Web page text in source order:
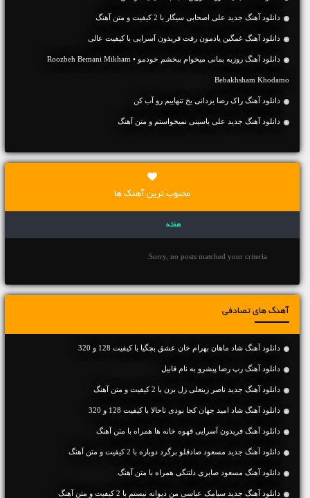
دانلود آهنگ جديد علی اصحابی سیگار با 2 کیفیت و متن آهنگ
دانلود آهنگ غمگین یادمون رفت فریدون آسرایی با کیفیت عالی
دانلود آهنگ روزبه بمانی میخوام ببخشم خودمو • Roozbeh Bemani Mikham
Bebakhsham Khodamo
دانلود آهنگ راک رضا یزدانی یخ تنهاییم رو آب کن
دانلود آهنگ جديد علی یاسینی نمیخواستم و متن آهنگ
محبوب ترین آهنگ ها
هفته
Sorry, no posts matched your criteria.
آهنگ های تصادفی
دانلود آهنگ شاد ماهان بهرام خان عشق بچگیا با کیفیت 128 و 320
دانلود آهنگ رپ رضا پیشرو به نام قابیل
دانلود آهنگ جديد ناصر زینعلی زل بزن با 2 کیفیت و متن آهنگ
دانلود آهنگ شاد امید جهان کجا بودی تاحالا با کیفیت 128 و 320
دانلود آهنگ فریدون آسرایی قهوه خانه ها همراه با متن آهنگ
دانلود آهنگ جديد مسعود صادقلو برگرد دوباره با 2 کیفیت و متن آهنگ
دانلود آهنگ مسعود صابری دلتنگی همراه با متن آهنگ
دانلود آهنگ جديد سیامک عباسی من دیوانه نیستم با 2 کیفیت و متن آهنگ